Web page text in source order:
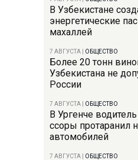
В Узбекистане
энергетические
махаллей
7 АВГУСТА ОБЩЕСТВО
Более 20 тонн
Узбекистана не
России
7 АВГУСТА ОБЩЕСТВО
В Ургенче
ссоры протаранил
автомобилей
7 АВГУСТА ОБЩЕСТВО